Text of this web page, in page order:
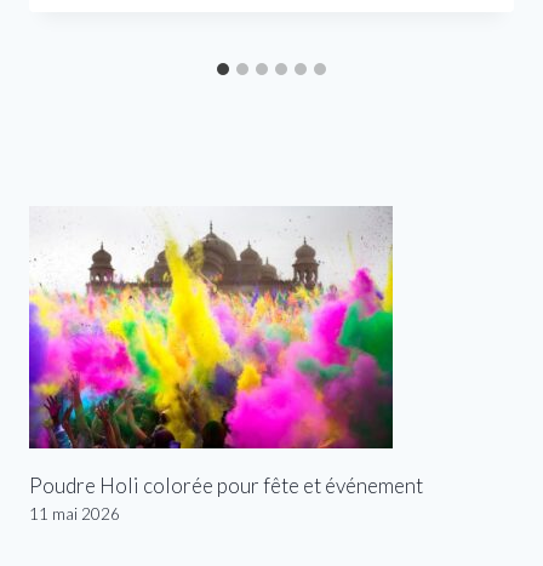
Poudre Holi colorée pour fête et événement
11 mai 2026